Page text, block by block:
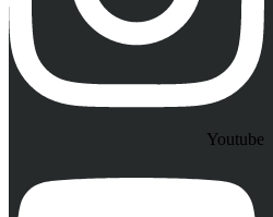
Youtube